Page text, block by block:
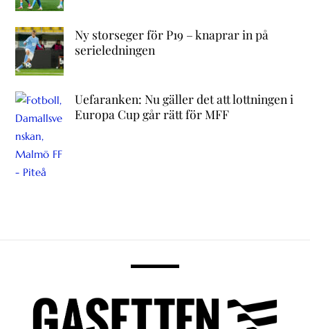
Ny storseger för P19 – knaprar in på
serieledningen
Uefaranken: Nu gäller det att lottningen i
Europa Cup går rätt för MFF